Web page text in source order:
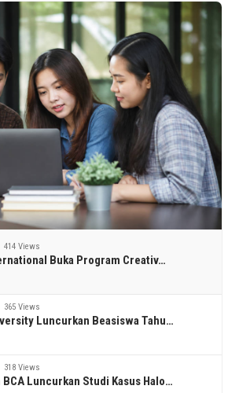
414 Views
Buka Program Creativ…
365 Views
Luncurkan Beasiswa Tahu…
318 Views
BCA Luncurkan Studi Kasus Halo…